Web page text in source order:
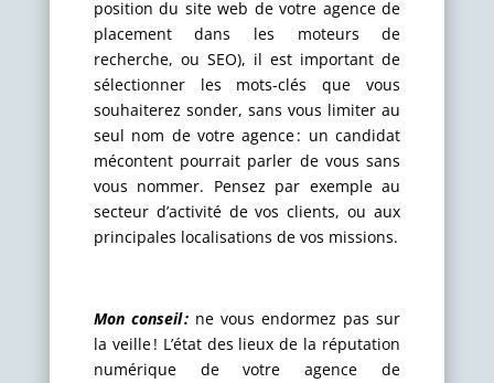
position du site web de votre agence de
placement dans les moteurs de
recherche, ou SEO), il est important de
sélectionner les mots-clés que vous
souhaiterez sonder, sans vous limiter au
seul nom de votre agence : un candidat
mécontent pourrait parler de vous sans
vous nommer. Pensez par exemple au
secteur d’activité de vos clients, ou aux
principales localisations de vos missions.
Mon conseil : ne vous endormez pas sur
la veille ! L’état des lieux de la réputation
numérique de votre agence de